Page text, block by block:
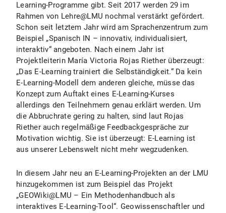
Learning-Programme gibt. Seit 2017 werden 29 im
Rahmen von Lehre@LMU nochmal verstärkt gefördert.
Schon seit letztem Jahr wird am Sprachenzentrum zum
Beispiel „Spanisch IN – innovativ, individualisiert,
interaktiv“ angeboten. Nach einem Jahr ist
Projektleiterin María Victoria Rojas Riether überzeugt:
„Das E-Learning trainiert die Selbständigkeit.“ Da kein
E-Learning-Modell dem anderen gleiche, müsse das
Konzept zum Auftakt eines E-Learning-Kurses
allerdings den Teilnehmern genau erklärt werden. Um
die Abbruchrate gering zu halten, sind laut Rojas
Riether auch regelmäßige Feedbackgespräche zur
Motivation wichtig. Sie ist überzeugt: E-Learning ist
aus unserer Lebenswelt nicht mehr wegzudenken.
In diesem Jahr neu an E-Learning-Projekten an der LMU
hinzugekommen ist zum Beispiel das Projekt
„GEOWiki@LMU – Ein Methodenhandbuch als
interaktives E-Learning-Tool“. Geowissenschaftler und